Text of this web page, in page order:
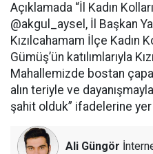
Açıklamada “İl Kadın
@akgul_aysel, İl Başkan
Kızılcahamam İlçe Kadın
Gümüş’ün katılımlarıyla
Mahallemizde bostan
alın teriyle ve
şahit olduk” ifadelerine
Ali Güngör